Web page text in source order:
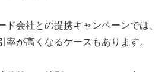
ド会社との提携キャンペーンでは、
率が高くなるケースもあります。